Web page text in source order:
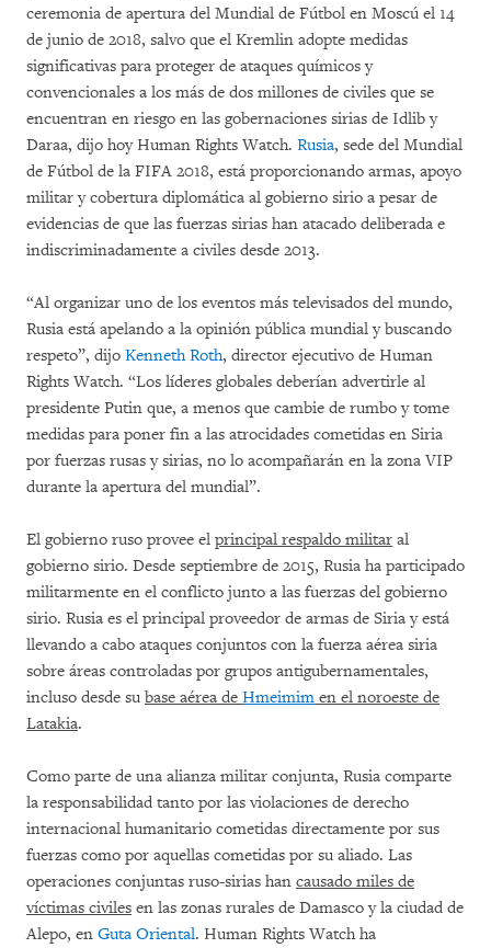
ceremonia de apertura del Mundial de Fútbol en Moscú el 14
de junio de 2018, salvo que el Kremlin adopte medidas
significativas para proteger de ataques químicos y
convencionales a los más de dos millones de civiles que se
encuentran en riesgo en las gobernaciones sirias de Idlib y
Daraa, dijo hoy Human Rights Watch. Rusia, sede del Mundial
de Fútbol de la FIFA 2018, está proporcionando armas, apoyo
militar y cobertura diplomática al gobierno sirio a pesar de
evidencias de que las fuerzas sirias han atacado deliberada e
indiscriminadamente a civiles desde 2013.
“Al organizar uno de los eventos más televisados del mundo,
Rusia está apelando a la opinión pública mundial y buscando
respeto”, dijo Kenneth Roth, director ejecutivo de Human
Rights Watch. “Los líderes globales deberían advertirle al
presidente Putin que, a menos que cambie de rumbo y tome
medidas para poner fin a las atrocidades cometidas en Siria
por fuerzas rusas y sirias, no lo acompañarán en la zona VIP
durante la apertura del mundial”.
El gobierno ruso provee el principal respaldo militar al
gobierno sirio. Desde septiembre de 2015, Rusia ha participado
militarmente en el conflicto junto a las fuerzas del gobierno
sirio. Rusia es el principal proveedor de armas de Siria y está
llevando a cabo ataques conjuntos con la fuerza aérea siria
sobre áreas controladas por grupos antigubernamentales,
incluso desde su base aérea de Hmeimim en el noroeste de
Latakia.
Como parte de una alianza militar conjunta, Rusia comparte
la responsabilidad tanto por las violaciones de derecho
internacional humanitario cometidas directamente por sus
fuerzas como por aquellas cometidas por su aliado. Las
operaciones conjuntas ruso-sirias han causado miles de
víctimas civiles en las zonas rurales de Damasco y la ciudad de
Alepo, en Guta Oriental. Human Rights Watch ha